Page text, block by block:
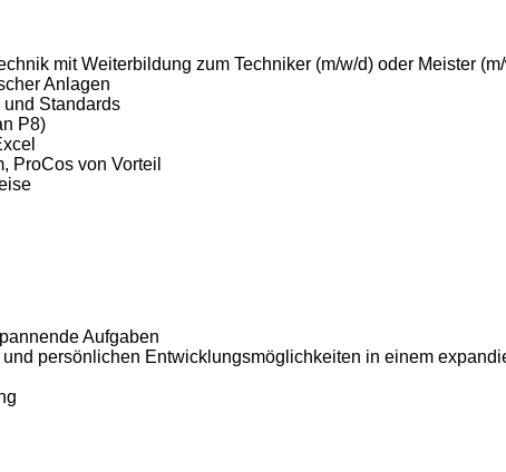
mit Weiterbildung zum Techniker (m/w/d) oder Meister
Anlagen
Standards
P8)
ProCos von Vorteil
Aufgaben
persönlichen Entwicklungsmöglichkeiten in einem